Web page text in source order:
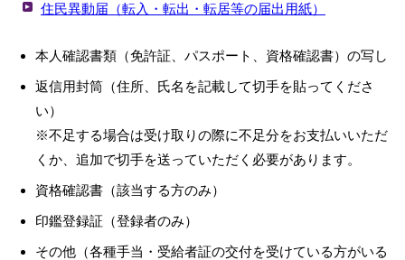
住民異動届（転入・転出・転居等の届出用紙）
本人確認書類（免許証、パスポート、資格確認書）の写し
返信用封筒（住所、氏名を記載して切手を貼ってくださ
い）
※不足する場合は受け取りの際に不足分をお支払いいただ
くか、追加で切手を送っていただく必要があります。
資格確認書（該当する方のみ）
印鑑登録証（登録者のみ）
その他（各種手当・受給者証の交付を受けている方がいる